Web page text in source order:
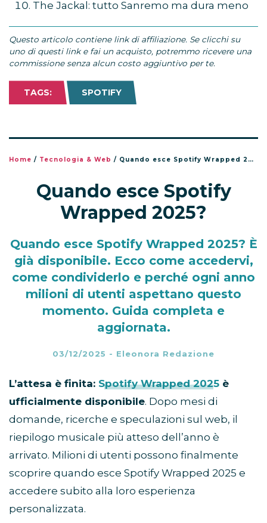
The Jackal: tutto Sanremo ma dura meno
Questo articolo contiene link di affiliazione. Se clicchi su
uno di questi link e fai un acquisto, potremmo ricevere una
commissione senza alcun costo aggiuntivo per te.
TAGS: SPOTIFY
Home / Tecnologia & Web / Quando esce Spotify Wrapped 2025?
Quando esce Spotify
Wrapped 2025?
Quando esce Spotify Wrapped 2025? È
già disponibile. Ecco come accedervi,
come condividerlo e perché ogni anno
milioni di utenti aspettano questo
momento. Guida completa e
aggiornata.
03/12/2025 - Eleonora Redazione
L’attesa è finita: Spotify Wrapped 2025 è
ufficialmente disponibile. Dopo mesi di
domande, ricerche e speculazioni sul web, il
riepilogo musicale più atteso dell’anno è
arrivato. Milioni di utenti possono finalmente
scoprire quando esce Spotify Wrapped 2025 e
accedere subito alla loro esperienza
personalizzata.